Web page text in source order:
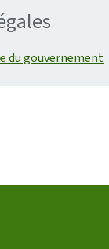
du gouvernement